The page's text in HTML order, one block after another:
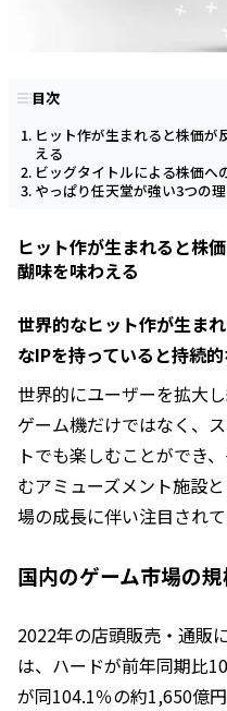
目次
ヒット作が生まれると株価が
える
ビッグタイトルによる株価へ
やっぱり任天堂が強い3つの
ヒット作が生まれると株
醐味を味わえる
世界的なヒット作が生ま
なIPを持っていると持続
世界的にユーザーを拡大
ゲーム機だけではなく、
トでも楽しむことができ
むアミューズメント施設
場の成長に伴い注目され
国内のゲーム市場の
2022年の店頭販売・通販
は、ハードが前年同期比
が同104.1％の約1,650億